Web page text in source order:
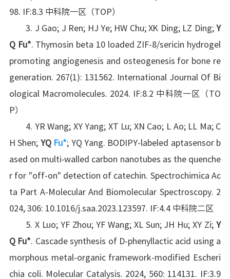
98. IF:8.3 中科院一区（TOP）
3. J Gao; J Ren; HJ Ye; HW Chu; XK Ding; LZ Ding;Y
Q Fu*. Thymosin beta 10 loaded ZIF-8/sericin hydrogel
promoting angiogenesis and osteogenesis for bone re
generation. 267(1): 131562. International Journal Of Bi
ological Macromolecules. 2024. IF:8.2 中科院一区（TO
P）
4. YR Wang; XY Yang; XT Lu; XN Cao; L Ao; LL Ma; C
H Shen; YQ Fu*; YQ Yang. BODIPY-labeled aptasensor b
ased on multi-walled carbon nanotubes as the quenche
r for "off-on" detection of catechin. Spectrochimica Ac
ta Part A-Molecular And Biomolecular Spectroscopy. 2
024, 306: 10.1016/j.saa.2023.123597. IF:4.4 中科院二区
5. X Luo; YF Zhou; YF Wang; XL Sun; JH Hu; XY Zi;Y
Q Fu*. Cascade synthesis of D-phenyllactic acid using a
morphous metal-organic framework-modified Escheri
chia coli. Molecular Catalysis. 2024, 560: 114131. IF:3.9